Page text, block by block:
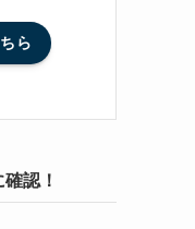
ら
認！